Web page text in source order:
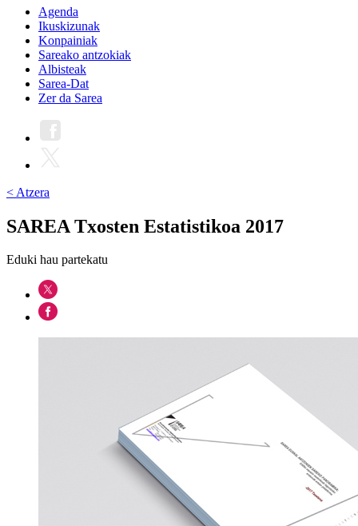
Agenda
Ikuskizunak
Konpainiak
Sareako antzokiak
Albisteak
Sarea-Dat
Zer da Sarea
< Atzera
SAREA Txosten Estatistikoa 2017
Eduki hau partekatu